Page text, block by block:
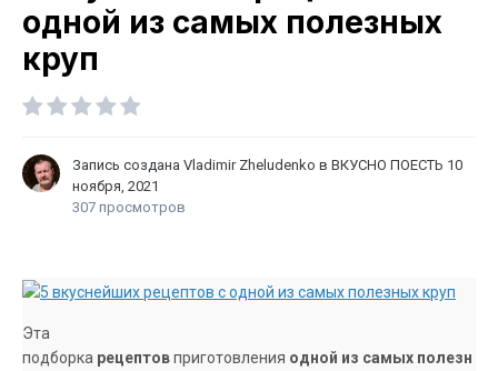
одной из самых полезных
круп
Запись создана Vladimir Zheludenko в ВКУСНО ПОЕСТЬ 10
ноября, 2021
307 просмотров
Эта
подборка рецептовприготовления одной из самых полезн